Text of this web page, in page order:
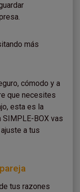
más
cómodo y a
que necesites
esta es la
BOX vas
a tus
tus razones